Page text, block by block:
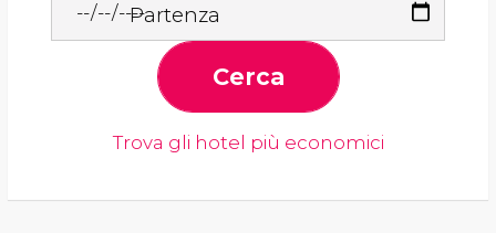
Partenza
Cerca
Trova gli hotel più economici